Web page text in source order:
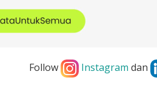
Follow Instagram dan